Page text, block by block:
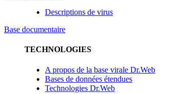
Descriptions de virus
Base documentaire
TECHNOLOGIES
A propos de la base virale Dr.Web
Bases de données étendues
Technologies Dr.Web